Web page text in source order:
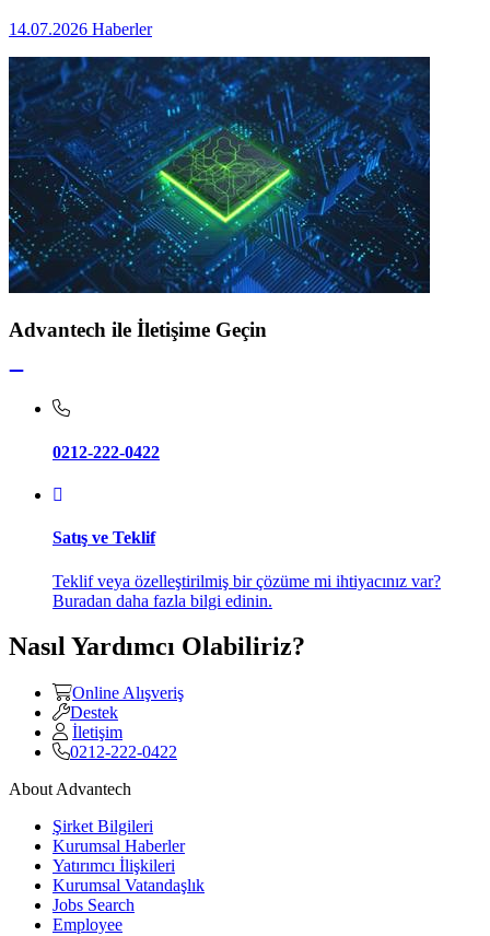
14.07.2026 Haberler
Advantech ile İletişime Geçin
0212-222-0422
Satış ve Teklif
Teklif veya özelleştirilmiş bir çözüme mi ihtiyacınız var?
Buradan daha fazla bilgi edinin.
Nasıl Yardımcı Olabiliriz?
Online Alışveriş
Destek
İletişim
0212-222-0422
About Advantech
Şirket Bilgileri
Kurumsal Haberler
Yatırımcı İlişkileri
Kurumsal Vatandaşlık
Jobs Search
Employee